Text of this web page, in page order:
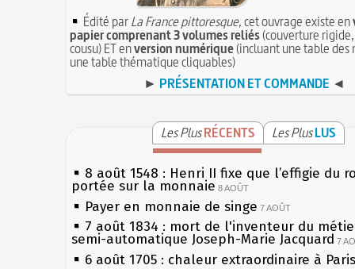
Édité parLa France pittoresque, cet ouvrage existe en
papier comprenant 3 volumes reliés(couverture
cousu) ET enversion numérique(incluant une table des
une table thématique cliquables)
► PRÉSENTATION ET COMMANDE ◄
Les PlusRÉCENTS Les PlusLUS
8 août 1548 : Henri II fixe que l’effigie du
portée sur la monnaie 8 AOÛT
Payer en monnaie de singe 7 AOÛT
7 août 1834 : mort de l'inventeur du
semi-automatique Joseph-Marie Jacquard 7
6 août 1705 : chaleur extraordinaire à Paris